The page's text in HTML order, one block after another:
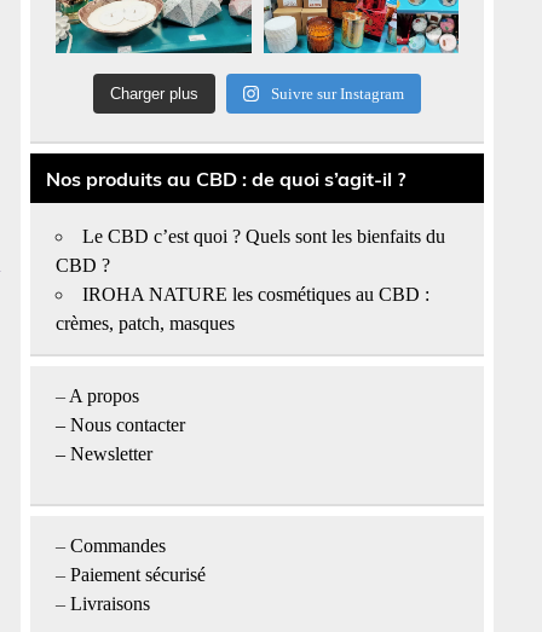
Charger plus Suivre sur Instagram
Nos produits au CBD : de quoi s’agit-il ?
Le CBD c’est quoi ? Quels sont les bienfaits du
CBD ?
IROHA NATURE les cosmétiques au CBD :
crèmes, patch, masques
– A propos
–Nous contacter
– Newsletter
–Commandes
–Paiement sécurisé
–Livraisons